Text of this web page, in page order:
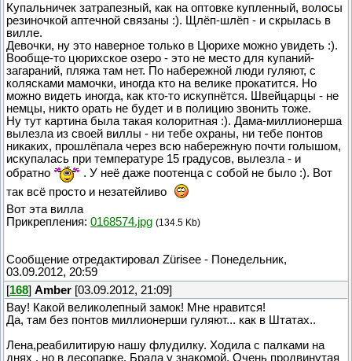
Купальничек затрапезный, как на оптовке купленный, волосы
резиночкой аптечной связаны :). Щлёп-шлёп - и скрылась в
вилле.
Девочки, ну это наверное только в Цюрихе можно увидеть :).
Вообще-то цюрихское озеро - это не место для купаний-
загараний, пляжа там нет. По набережной люди гуляют, с
колясками мамочки, иногда кто на велике прокатится. Но
можно видеть иногда, как кто-то искупнётся. Швейцарцы - не
немцы, никто орать не будет и в полицию звонить тоже.
Ну тут картина была такая колоритная :). Дама-миллионерша
вылезла из своей виллы - ни тебе охраны, ни тебе понтов
никаких, прошлёпала через всю набережную почти голышом,
искупалась при температуре 15 градусов, вылезла - и
обратно
. У неё даже поотенца с собой не было :). Вот
так всё просто и незатейливо
Вот эта вилла
Прикрепления: 0168574.jpg (134.5 Kb)
Сообщение отредактировал Zürisee - Понедельник,
03.09.2012, 20:59
[168] Amber [03.09.2012, 21:09]
Вау! Какой великолепный замок! Мне нравится!
Да, там без понтов миллионерши гуляют... как в Штатах..
Лена,реабилитирую нашу флудилку. Ходила с палками на
днях , но в лесопарке. Брала у знакомой. Очень продвинутая